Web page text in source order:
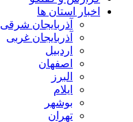
اخبار استان ها
آذربایجان شرقی
آذربایجان غربی
اردبیل
اصفهان
البرز
ایلام
بوشهر
تهران